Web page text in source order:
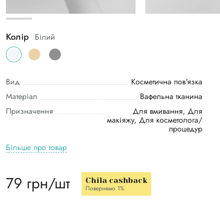
Колір Білий
Вид
Косметична пов'язка
Матеріал
Вафельна тканина
Призначення
Для вмивання, Для
макіяжу, Для косметолога/
процедур
Більше про товар
79 грн/шт Chila cashback
Повернемо 1%